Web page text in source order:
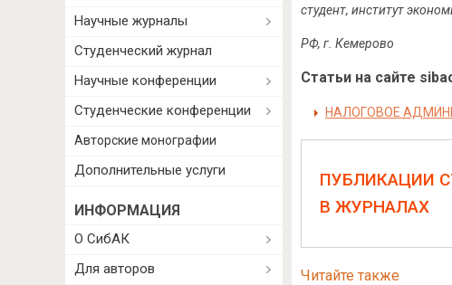
студент, институт
РФ, г. Кемерово
Статьи на сайте
НАЛОГОВОЕ
ПУБЛИКАЦИИ
В ЖУРНАЛАХ
Читайте также
Научные журналы
Студенческий журнал
Научные конференции
Студенческие конференции
Авторские монографии
Дополнительные услуги
ИНФОРМАЦИЯ
О СибАК
Для авторов